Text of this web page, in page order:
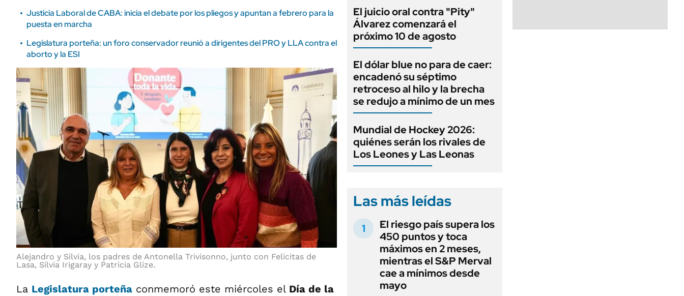
Justicia Laboral de CABA: inicia el debate por los pliegos y apuntan a febrero para la
puesta en marcha
Legislatura porteña: un foro conservador reunió a dirigentes del PRO y LLA contra el
aborto y la ESI
Alejandro y Silvia, los padres de Antonella Trivisonno, junto con Felicitas de
Lasa, Silvia Irigaray y Patricia Glize.
La Legislatura porteña conmemoró este miércoles el Día de la
El juicio oral contra "Pity"
Álvarez comenzará el
próximo 10 de agosto
El dólar blue no para de caer:
encadenó su séptimo
retroceso al hilo y la brecha
se redujo a mínimo de un mes
Mundial de Hockey 2026:
quiénes serán los rivales de
Los Leones y Las Leonas
Las más leídas
El riesgo país supera los
450 puntos y toca
máximos en 2 meses,
mientras el S&P Merval
cae a mínimos desde
mayo